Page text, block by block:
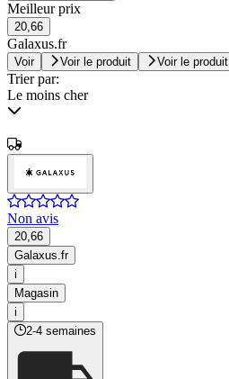
Meilleur prix
20,66
Galaxus.fr
Voir Voir le produit Voir le produit
Trier par:
Le moins cher
Non avis
20,66
Galaxus.fr
i
Magasin
i
2-4 semaines